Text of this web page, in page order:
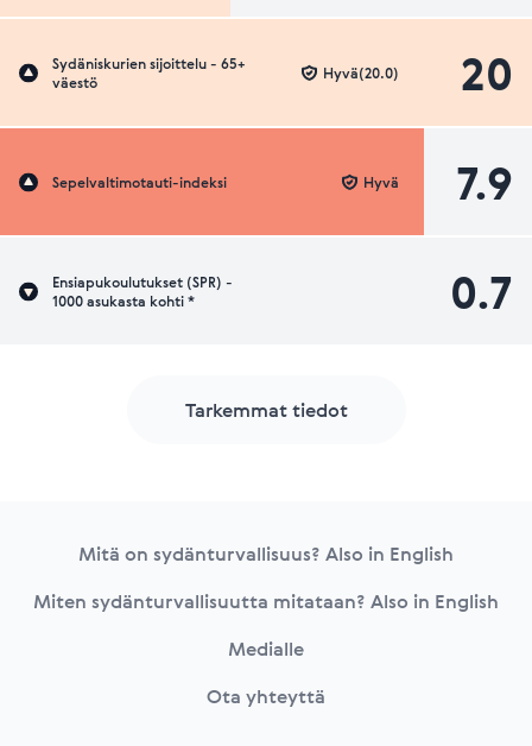
Sydäniskurien sijoittelu - 65+
väestö
20
Hyvä(20.0)
Sepelvaltimotauti-indeksi 7.9
Hyvä
Ensiapukoulutukset (SPR) -
1000 asukasta kohti *
0.7
Tarkemmat tiedot
Mitä on sydänturvallisuus? Also in English
Miten sydänturvallisuutta mitataan? Also in English
Medialle
Ota yhteyttä